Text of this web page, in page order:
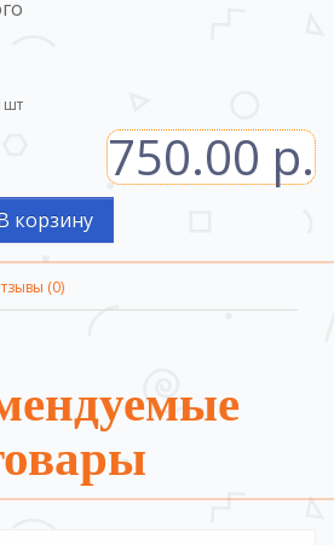
шт
750.00 р.
корзину
(0)